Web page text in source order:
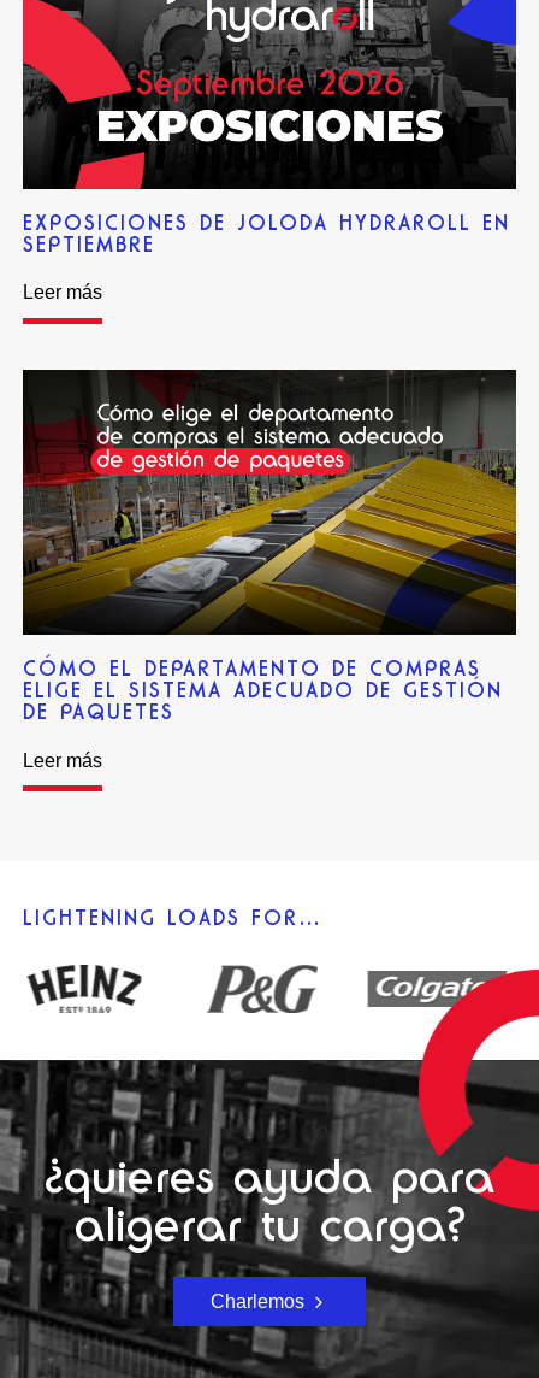
EXPOSICIONES DE JOLODA HYDRAROLL EN
SEPTIEMBRE
Leer más
CÓMO EL DEPARTAMENTO DE COMPRAS
ELIGE EL SISTEMA ADECUADO DE GESTIÓN
DE PAQUETES
Leer más
LIGHTENING LOADS FOR…
¿quieres ayuda para
aligerar tu carga?
Charlemos